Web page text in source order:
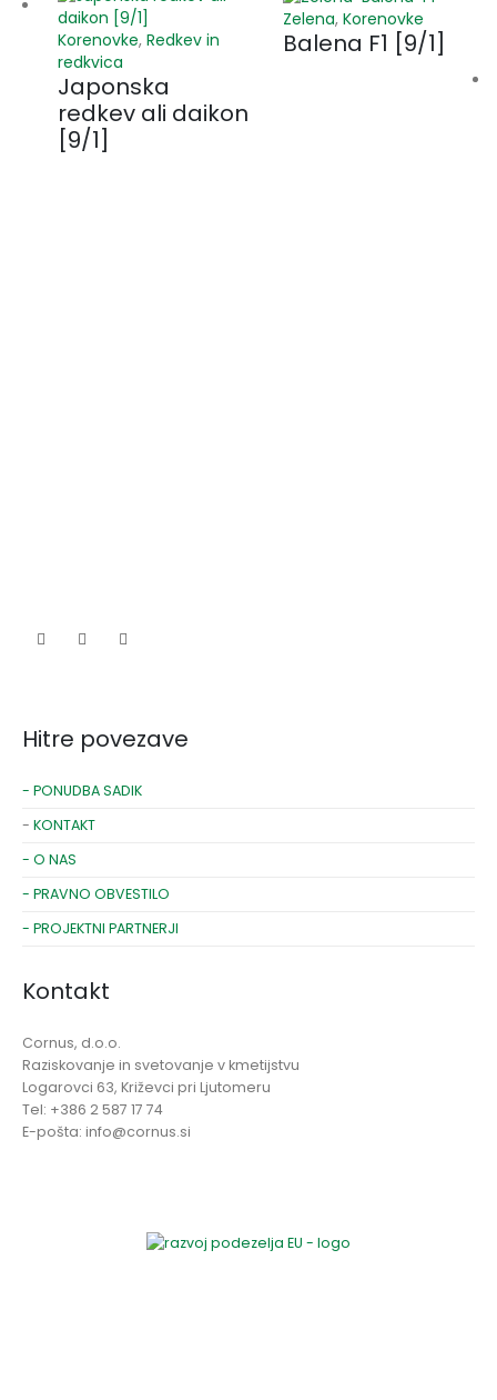
Korenovke, Redkev in
redkvica
Japonska
redkev ali daikon
[9/1]
Zelena, Korenovke
Balena F1 [9/1]
Hitre povezave
- PONUDBA SADIK
- KONTAKT
- O NAS
- PRAVNO OBVESTILO
- PROJEKTNI PARTNERJI
Kontakt
Cornus, d.o.o.
Raziskovanje in svetovanje v kmetijstvu
Logarovci 63, Križevci pri Ljutomeru
Tel: +386 2 587 17 74
E-pošta: info@cornus.si